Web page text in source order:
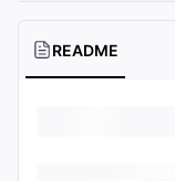
README